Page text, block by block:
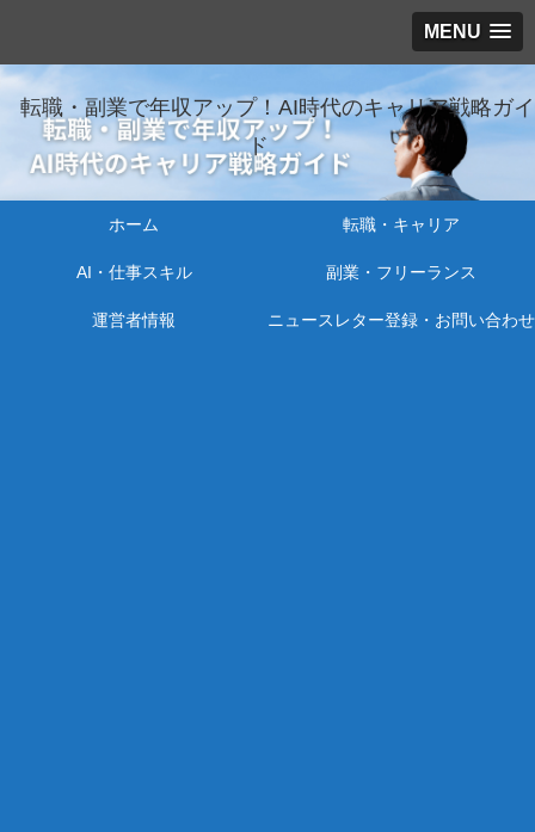
MENU
転職・副業で年収アップ！AI時代のキャリア戦略ガイ
ド
ホーム 転職・キャリア
AI・仕事スキル 副業・フリーランス
運営者情報 ニュースレター登録・お問い合わせ